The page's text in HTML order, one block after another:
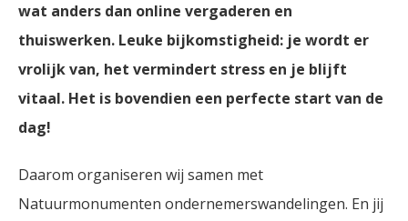
wat anders dan online vergaderen en
thuiswerken. Leuke bijkomstigheid: je wordt er
vrolijk van, het vermindert stress en je blijft
vitaal. Het is bovendien een perfecte start van de
dag!
Daarom organiseren wij samen met
Natuurmonumenten ondernemerswandelingen. En jij